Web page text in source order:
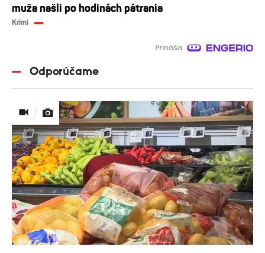
muža našli po hodinách pátrania
Krimi
Odporúčame